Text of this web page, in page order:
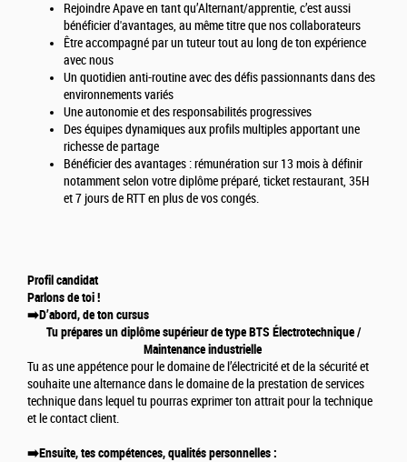
Rejoindre Apave en tant qu’Alternant/apprentie, c’est aussi
bénéficier d'avantages, au même titre que nos collaborateurs
Être accompagné par un tuteur tout au long de ton expérience
avec nous
Un quotidien anti-routine avec des défis passionnants dans des
environnements variés
Une autonomie et des responsabilités progressives
Des équipes dynamiques aux profils multiples apportant une
richesse de partage
Bénéficier des avantages : rémunération sur 13 mois à définir
notamment selon votre diplôme préparé, ticket restaurant, 35H
et 7 jours de RTT en plus de vos congés.
Profil candidat
Parlons de toi !
➡️D’abord, de ton cursus
Tu prépares un diplôme supérieur de type BTS Électrotechnique /
Maintenance industrielle
Tu as une appétence pour le domaine de l’électricité et de la sécurité et
souhaite une alternance dans le domaine de la prestation de services
technique dans lequel tu pourras exprimer ton attrait pour la technique
et le contact client.
➡️Ensuite, tes compétences, qualités personnelles :